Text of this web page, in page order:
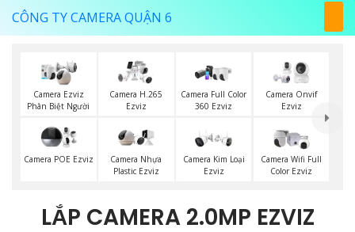
CÔNG TY CAMERA QUẬN 6
Camera Ezviz
Phân Biệt Người
Camera H.265
Ezviz
Camera Full Color
360 Ezviz
Camera Onvif
Ezviz
Camera POE Ezviz
Camera Nhựa
Plastic Ezviz
Camera Kim Loại
Ezviz
Camera Wifi Full
Color Ezviz
LẮP CAMERA 2.0MP EZVIZ